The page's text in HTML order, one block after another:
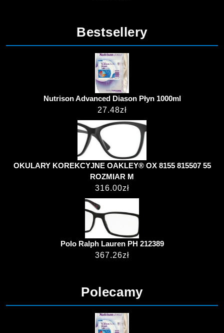
Bestsellery
Nutrison Advanced Diason Płyn 1000ml
27.48zł
OKULARY KOREKCYJNE OAKLEY® OX 8155 815507 55
ROZMIAR M
316.00zł
Polo Ralph Lauren PH 212389
367.26zł
Polecamy